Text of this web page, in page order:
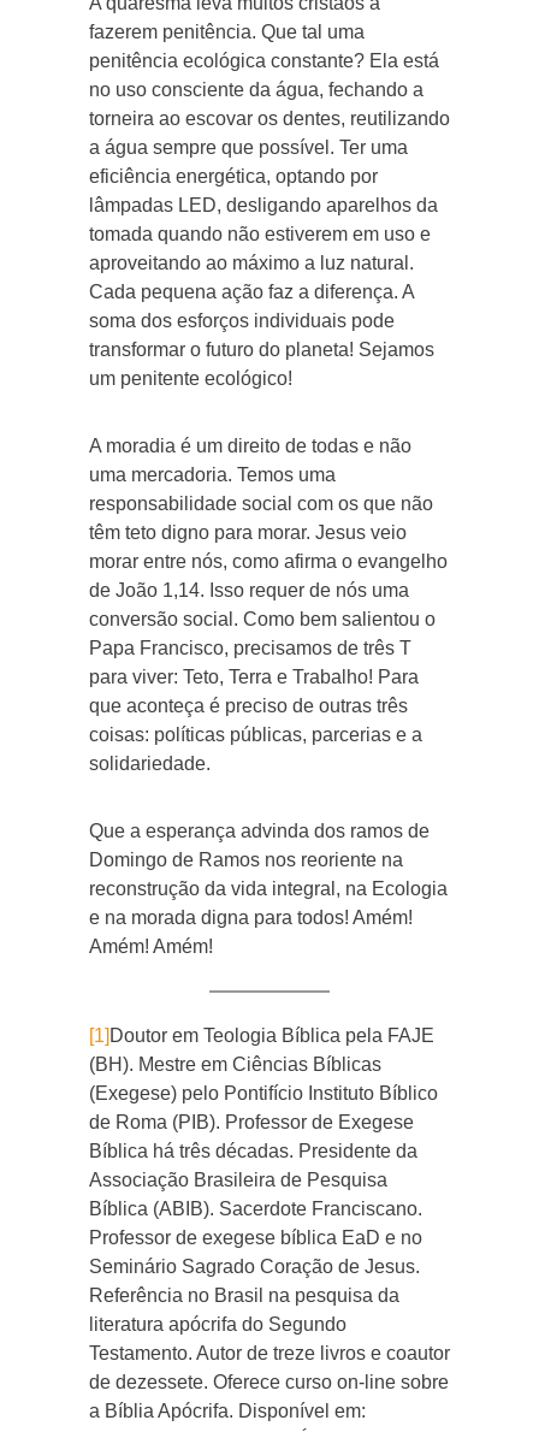
fazerem penitência. Que tal uma
penitência ecológica constante? Ela está
no uso consciente da água, fechando a
torneira ao escovar os dentes, reutilizando
a água sempre que possível. Ter uma
eficiência energética, optando por
lâmpadas LED, desligando aparelhos da
tomada quando não estiverem em uso e
aproveitando ao máximo a luz natural.
Cada pequena ação faz a diferença. A
soma dos esforços individuais pode
transformar o futuro do planeta! Sejamos
um penitente ecológico!
A moradia é um direito de todas e não
uma mercadoria. Temos uma
responsabilidade social com os que não
têm teto digno para morar. Jesus veio
morar entre nós, como afirma o evangelho
de João 1,14. Isso requer de nós uma
conversão social. Como bem salientou o
Papa Francisco, precisamos de três T
para viver: Teto, Terra e Trabalho! Para
que aconteça é preciso de outras três
coisas: políticas públicas, parcerias e a
solidariedade.
Que a esperança advinda dos ramos de
Domingo de Ramos nos reoriente na
reconstrução da vida integral, na Ecologia
e na morada digna para todos! Amém!
Amém! Amém!
[1] Doutor em Teologia Bíblica pela FAJE
(BH). Mestre em Ciências Bíblicas
(Exegese) pelo Pontifício Instituto Bíblico
de Roma (PIB). Professor de Exegese
Bíblica há três décadas. Presidente da
Associação Brasileira de Pesquisa
Bíblica (ABIB). Sacerdote Franciscano.
Professor de exegese bíblica EaD e no
Seminário Sagrado Coração de Jesus.
Referência no Brasil na pesquisa da
literatura apócrifa do Segundo
Testamento. Autor de treze livros e coautor
de dezessete. Oferece curso on-line sobre
a Bíblia Apócrifa. Disponível em: